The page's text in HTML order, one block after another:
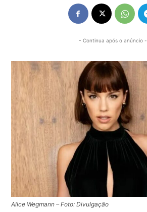
- Continua após o anúncio -
Alice Wegmann – Foto: Divulgação